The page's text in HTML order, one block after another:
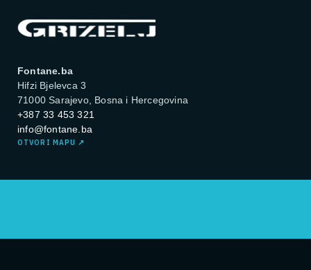
Fontane.ba
Hifzi Bjelevca 3
71000 Sarajevo, Bosna i Hercegovina
+387 33 453 321
info@fontane.ba
OTVORI MAPU ↗